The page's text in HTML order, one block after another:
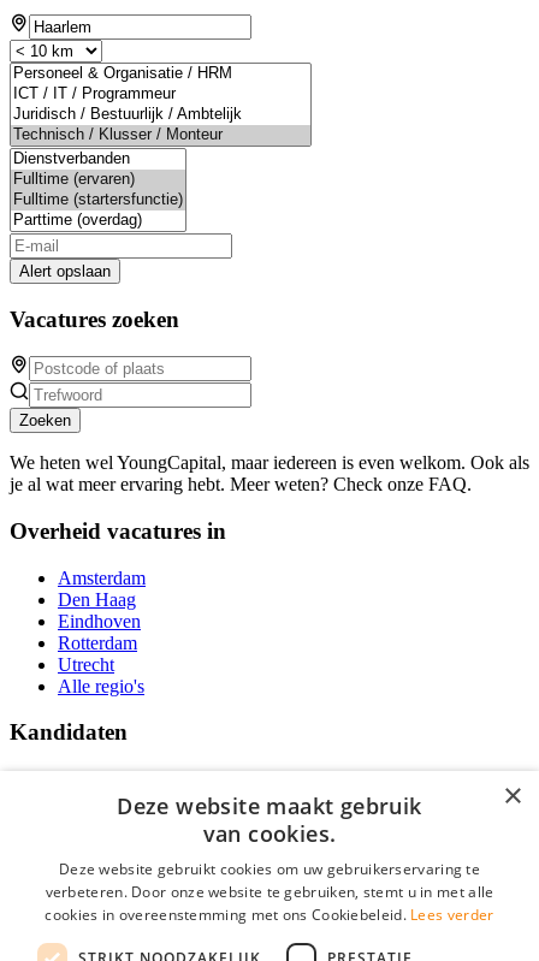
Alert opslaan
Vacatures zoeken
Zoeken
We heten wel YoungCapital, maar iedereen is even welkom. Ook als
je al wat meer ervaring hebt. Meer weten? Check onze FAQ.
Overheid vacatures in
Amsterdam
Den Haag
Eindhoven
Rotterdam
Utrecht
Alle regio's
Kandidaten
Vacatures
Over Vacatures Overheid Online
YoungCapital IOS App
YoungCapital Android App
×
Deze website maakt gebruik
van cookies.
Deze website gebruikt cookies om uw gebruikerservaring te
verbeteren. Door onze website te gebruiken, stemt u in met alle
cookies in overeenstemming met ons Cookiebeleid. Lees verder